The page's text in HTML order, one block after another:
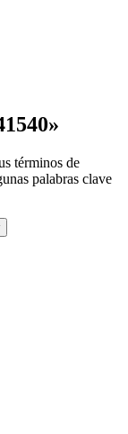
»
términos de
palabras clave
proyectos